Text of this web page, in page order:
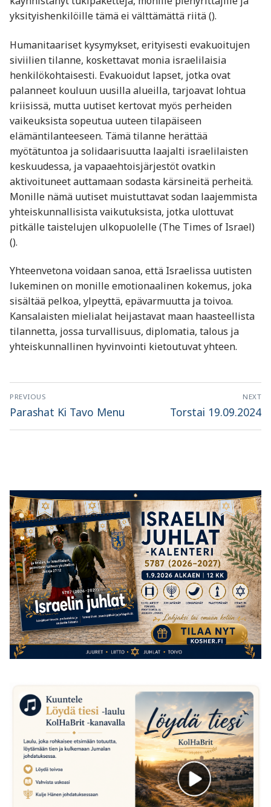
yksityishenkilöille tämä ei välttämättä riitä ().
Humanitaariset kysymykset, erityisesti evakuoitujen
siviilien tilanne, koskettavat monia israelilaisia
henkilökohtaisesti. Evakuoidut lapset, jotka ovat
palanneet kouluun uusilla alueilla, tarjoavat lohtua
kriisissä, mutta uutiset kertovat myös perheiden
vaikeuksista sopeutua uuteen tilapäiseen
elämäntilanteeseen. Tämä tilanne herättää
myötätuntoa ja solidaarisuutta laajalti israelilaisten
keskuudessa, ja vapaaehtoisjärjestöt ovatkin
aktivoituneet auttamaan sodasta kärsineitä perheitä.
Monille nämä uutiset muistuttavat sodan laajemmista
yhteiskunnallisista vaikutuksista, jotka ulottuvat
pitkälle taistelujen ulkopuolelle (The Times of Israel)
().
Yhteenvetona voidaan sanoa, että Israelissa uutisten
lukeminen on monille emotionaalinen kokemus, joka
sisältää pelkoa, ylpeyttä, epävarmuutta ja toivoa.
Kansalaisten mielialat heijastavat maan haasteellista
tilannetta, jossa turvallisuus, diplomatia, talous ja
yhteiskunnallinen hyvinvointi kietoutuvat yhteen.
Artikkelien
selaus
PREVIOUS
Previous
Parashat Ki Tavo Menu
NEXT
Next
Torstai 19.09.2024